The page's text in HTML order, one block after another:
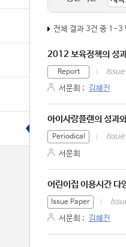
전체 결과 3건 중 1-3
2012 보육정책의 성과
Report
서문희 ; 김혜진
아이사랑플랜의 성과
Periodical
서문희
어린이집 이용시간 다
Issue Paper
서문희 ; 김혜진